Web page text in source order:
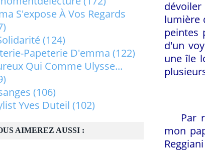
lumière
peintes
d'un
une île
Par
mon
AIMEREZ AUSSI :
S'expose À Vos Regards
(124)
Papeterie D'emma (122)
Qui Comme Ulysse...
(106)
Yves Duteil (102)